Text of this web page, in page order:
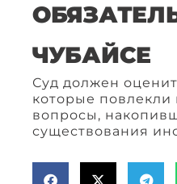
ЧУБАЙСЕ
Суд должен
которые
вопросы,
существования